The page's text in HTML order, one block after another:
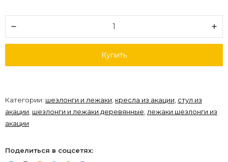
Купить
Категории: шезлонги и лежаки, кресла из акации, стул из
акации, шезлонги и лежаки деревянные,лежаки шезлонги из
акации
Поделиться в соцсетях: